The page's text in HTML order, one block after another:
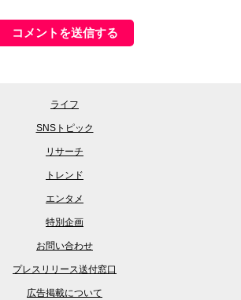
ライフ
SNSトピック
リサーチ
トレンド
エンタメ
特別企画
お問い合わせ
プレスリリース送付窓口
広告掲載について